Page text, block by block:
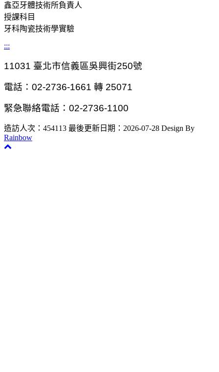
鑫亞牙體技術所負責人
授課科目
牙科陶瓷技術學實驗
:::
11031 臺北市信義區吳興街250號
電話：02-2736-1661 轉 25071
緊急聯絡電話：02-2736-1100
造訪人次：454113 最後更新日期：2026-07-28 Design By
Rainbow